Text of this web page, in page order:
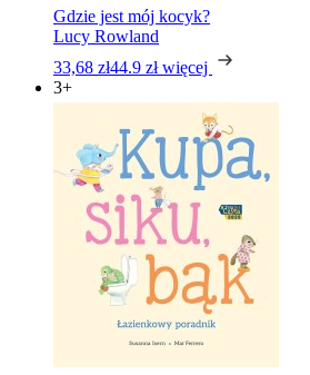
Gdzie jest mój kocyk?
Lucy Rowland
33,68 zł44.9 zł więcej
3+